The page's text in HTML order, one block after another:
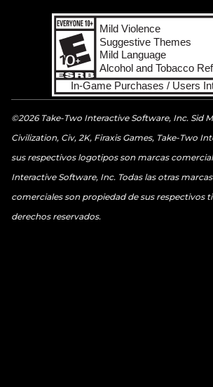
©2026 Take-Two Interactive Software, Inc. Sid
Civilization, Civ, 2K, Firaxis Games, Take-Two
sus respectivos logotipos son marcas
Interactive Software, Inc. Todas las otras
comerciales son propiedad de sus respectivos
derechos reservados.